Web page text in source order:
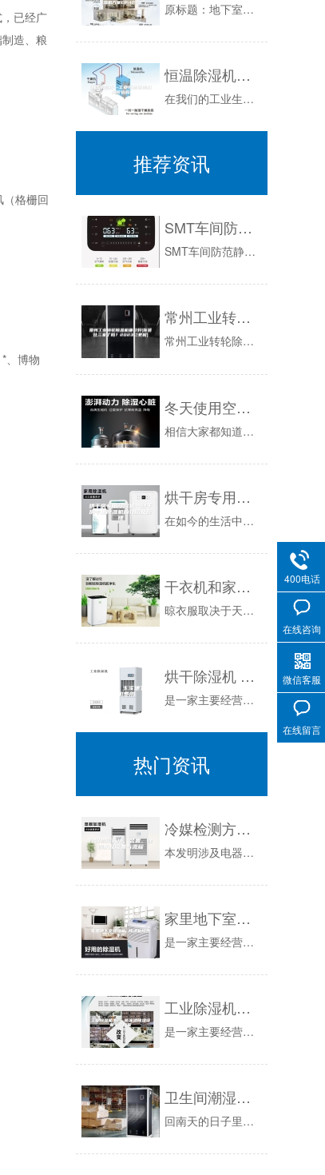
已经广
造、粮
格栅回
、博物
原标题：地下室有效除湿方法，地下室除湿机方案EP-12s选用地下室除湿机，要考虑的第二个问题，是除湿机的冷凝水排放。一般的地下室都会挖出一个...
恒温除湿机—工业恒温除湿机如何选购
在我们的工业生产中，为了保证工业生产的效率和安全，在遇到潮湿的问题的时候，工业专业是非常需要的，而除了除湿之外，保持温度的恒定也是很重要的，...
推荐资讯
SMT车间防范静电还是超声波加湿机
SMT车间防范静电还是超声波加湿机：SMT车间，也叫SMT生产线，是由混合集成电路技术发展而来的新一代电子装联技术，以采用元器件表面贴装技术...
常州工业转轮除湿机哪款好(你货比三家了吗？2023已更新)
常州工业转轮除湿机哪款好(你货比三家了吗？已更新)WadKvh9转轮除湿机保养的三大技巧。首先,转轮除湿机起霜的缘故关键是毛细血管与空调蒸发...
冬天使用空调除湿存在什么缺陷
相信大家都知道，空调与除湿机都具有除湿功能，但是如果将空调与除湿机放在一起比较的话，空调的除湿效果却明显不足，尤其是在寒冷的冬季。下面深圳市...
烘干房专用除湿机—烘干房专用除湿机的介绍及原理
在如今的生活中很常见，除湿机不仅在家庭中有应用，而且在工业上的医用更为广泛。但是大家对于烘干房专用除湿机又了解多少呢？不要担心，跟随本文进行...
干衣机和家用除湿机
晾衣服取决于天气，但是如果天气不好怎么办？有些人会使用特殊的干衣机，而另一些人会选择家用除湿机来干衣。许多家用型号的除湿机品牌都有干衣的功能...
烘干除湿机 玉溪地下室除湿机费用
是一家主要经营除湿机的公司，除湿机能有利仓储干货，比如五谷、茶叶等，避免受潮发霉而变质，除湿机有利于家人健康，潮湿容易滋生，影响家人健康，如...
热门资讯
冷媒检测方法、装置、除湿机及设备与流程
本发明涉及电器技术领域，尤其涉及一种冷媒检测方法、装置、除湿机及设备。背景技术：目前，冷媒检测方法是基于专家经验，在观察和研究机器实际运行参...
家里地下室除湿机 除湿机销售生产
是一家主要经营除湿机的公司，除湿机能有利仓储干货，比如五谷、茶叶等，避免受潮发霉而变质，除湿机有利于家人健康，潮湿容易滋生，影响家人健康，如...
工业除湿机生产 游泳池除湿设备生产厂家
是一家主要经营除湿机的公司，随着生活水平的不断提高，近年来，人们环保意识的不断增强，除湿机慢慢走近的人们的视线，成为了很多拥有空调家庭的不可...
卫生间潮湿有异味
回南天的日子里，家里真的是潮湿的不得了，特别是浴室，简直就是家里的“潮湿重灾区”，每天打扫的时候最头疼的就是卫生间了，有一种无从下手的感觉！...
400电话
在线咨询
微信客服
在线留言